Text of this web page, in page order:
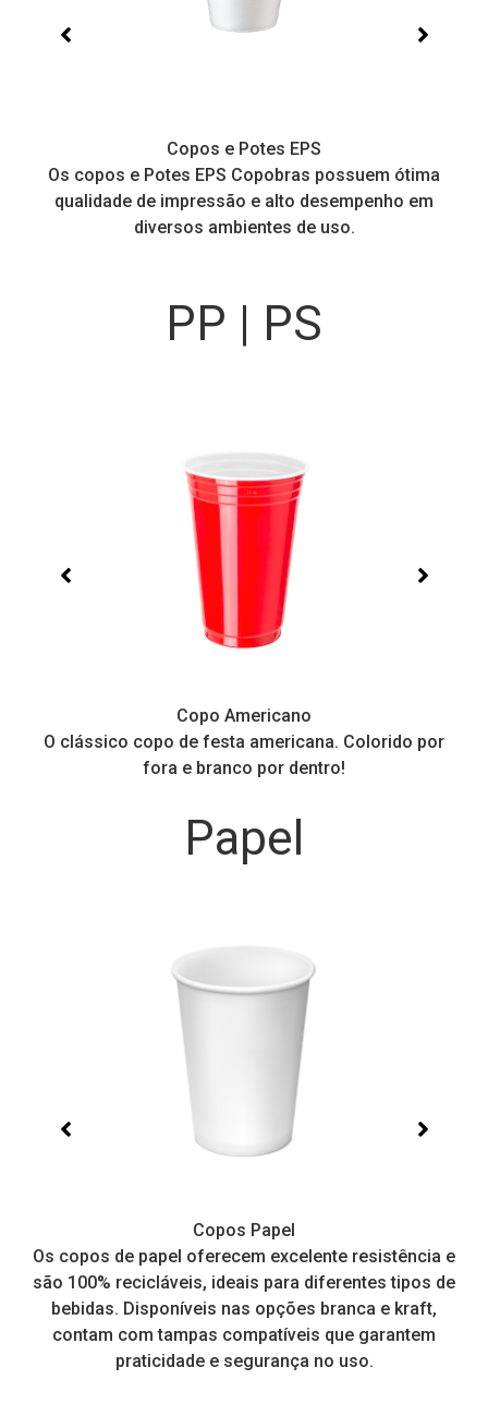
Copos e Potes EPS
Os copos e Potes EPS Copobras possuem ótima
qualidade de impressão e alto desempenho em
diversos ambientes de uso.
PP | PS
Copo Americano
O clássico copo de festa americana. Colorido por
fora e branco por dentro!
Papel
Copos Papel
Os copos de papel oferecem excelente resistência e
são 100% recicláveis, ideais para diferentes tipos de
bebidas. Disponíveis nas opções branca e kraft,
contam com tampas compatíveis que garantem
praticidade e segurança no uso.